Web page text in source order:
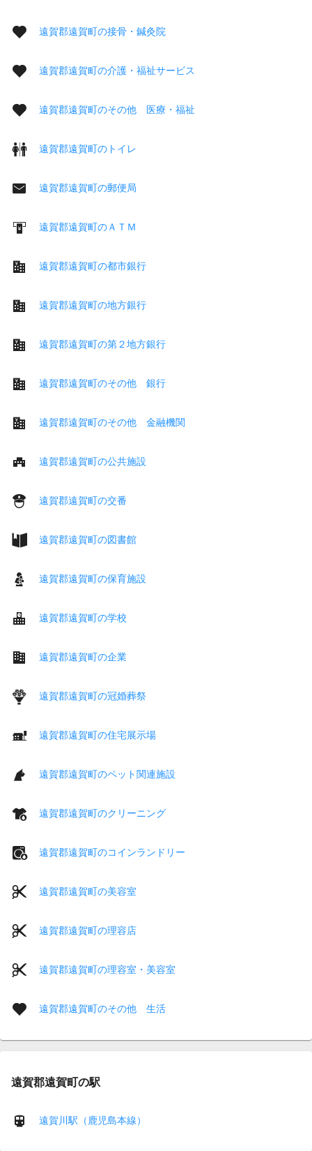
遠賀郡遠賀町の接骨・鍼灸院
遠賀郡遠賀町の介護・福祉サービス
遠賀郡遠賀町のその他 医療・福祉
遠賀郡遠賀町のトイレ
遠賀郡遠賀町の郵便局
遠賀郡遠賀町のＡＴＭ
遠賀郡遠賀町の都市銀行
遠賀郡遠賀町の地方銀行
遠賀郡遠賀町の第２地方銀行
遠賀郡遠賀町のその他 銀行
遠賀郡遠賀町のその他 金融機関
遠賀郡遠賀町の公共施設
遠賀郡遠賀町の交番
遠賀郡遠賀町の図書館
遠賀郡遠賀町の保育施設
遠賀郡遠賀町の学校
遠賀郡遠賀町の企業
遠賀郡遠賀町の冠婚葬祭
遠賀郡遠賀町の住宅展示場
遠賀郡遠賀町のペット関連施設
遠賀郡遠賀町のクリーニング
遠賀郡遠賀町のコインランドリー
遠賀郡遠賀町の美容室
遠賀郡遠賀町の理容店
遠賀郡遠賀町の理容室・美容室
遠賀郡遠賀町のその他 生活
遠賀郡遠賀町の駅
遠賀川駅（鹿児島本線）